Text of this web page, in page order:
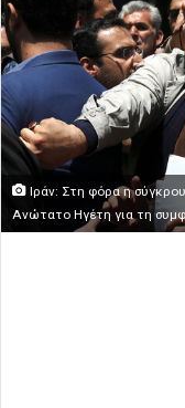
Ιράν: Στη φόρα η
Ανώτατο Ηγέτη για τη